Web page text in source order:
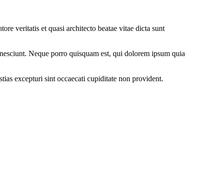
veritatis et quasi architecto beatae vitae dicta sunt
Neque porro quisquam est, qui dolorem ipsum quia
excepturi sint occaecati cupiditate non provident.